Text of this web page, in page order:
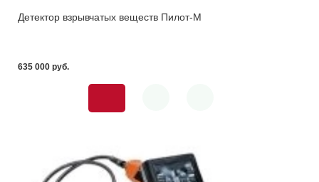
Детектор взрывчатых веществ Пилот-M
635 000 pуб.